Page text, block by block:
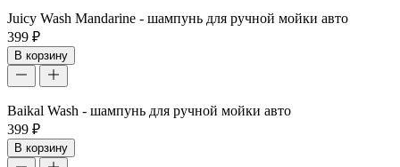
Juicy Wash Mandarine - шампунь для ручной мойки авто
399 ₽
В корзину
Baikal Wash - шампунь для ручной мойки авто
399 ₽
В корзину